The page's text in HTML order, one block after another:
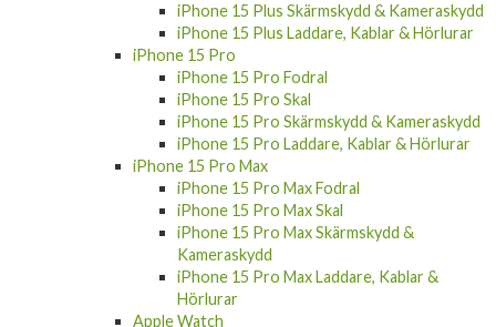
iPhone 15 Plus Skärmskydd & Kameraskydd
iPhone 15 Plus Laddare, Kablar & Hörlurar
iPhone 15 Pro
iPhone 15 Pro Fodral
iPhone 15 Pro Skal
iPhone 15 Pro Skärmskydd & Kameraskydd
iPhone 15 Pro Laddare, Kablar & Hörlurar
iPhone 15 Pro Max
iPhone 15 Pro Max Fodral
iPhone 15 Pro Max Skal
iPhone 15 Pro Max Skärmskydd &
Kameraskydd
iPhone 15 Pro Max Laddare, Kablar &
Hörlurar
Apple Watch